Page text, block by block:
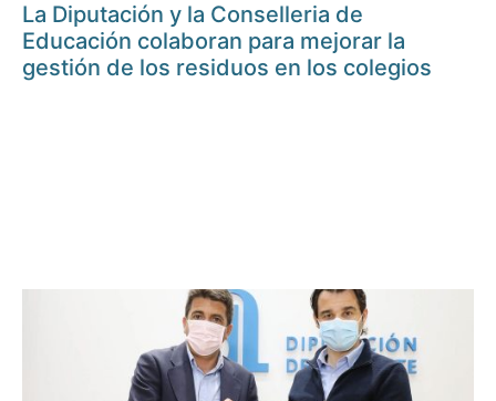
La Diputación y la Conselleria de
Educación colaboran para mejorar la
gestión de los residuos en los colegios